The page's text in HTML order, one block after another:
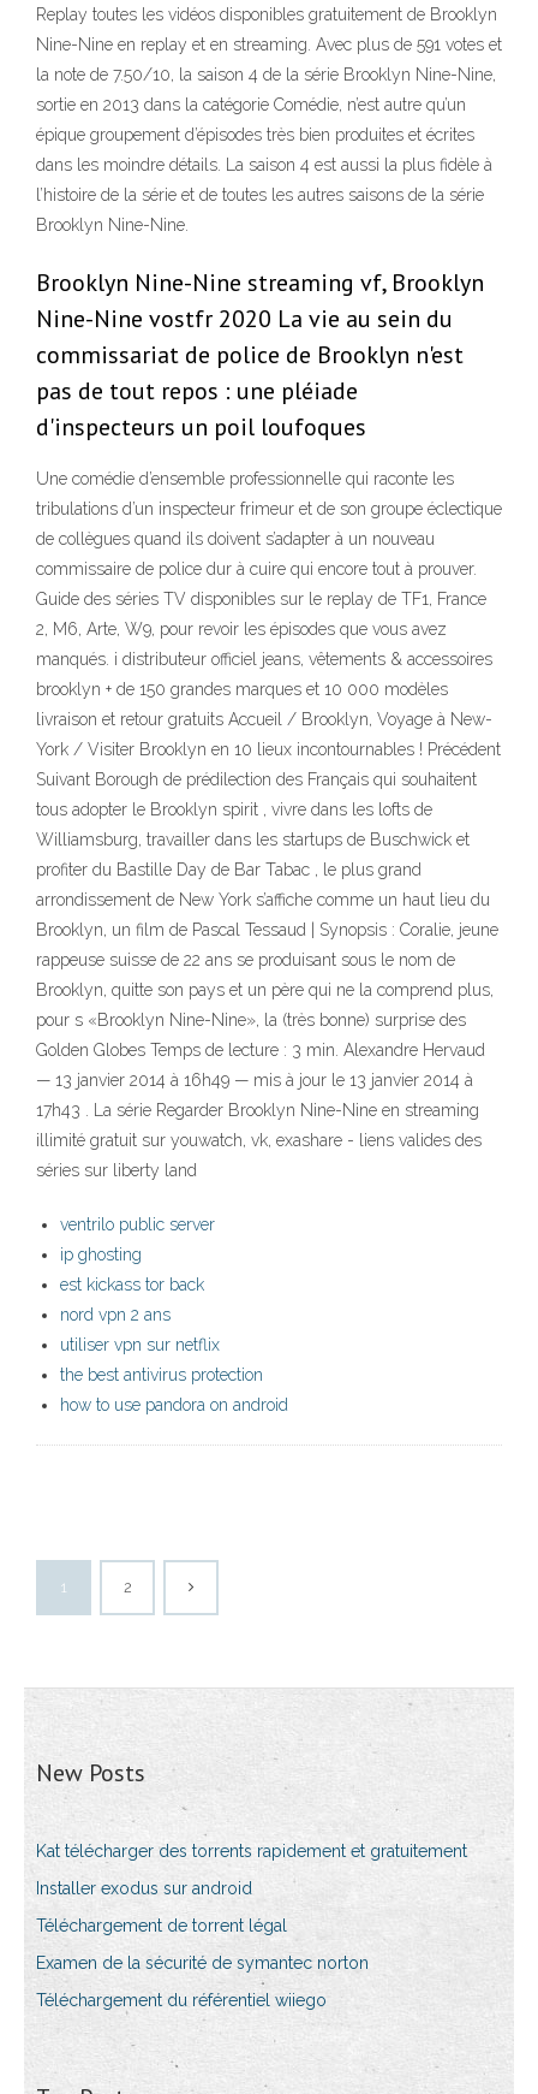
Replay toutes les vidéos disponibles gratuitement de Brooklyn
Nine-Nine en replay et en streaming. Avec plus de 591 votes et
la note de 7.50/10, la saison 4 de la série Brooklyn Nine-Nine,
sortie en 2013 dans la catégorie Comédie, n’est autre qu’un
épique groupement d’épisodes très bien produites et écrites
dans les moindre détails. La saison 4 est aussi la plus fidèle à
l’histoire de la série et de toutes les autres saisons de la série
Brooklyn Nine-Nine.
Brooklyn Nine-Nine streaming vf, Brooklyn
Nine-Nine vostfr 2020 La vie au sein du
commissariat de police de Brooklyn n'est
pas de tout repos : une pléiade
d'inspecteurs un poil loufoques
Une comédie d’ensemble professionnelle qui raconte les
tribulations d’un inspecteur frimeur et de son groupe éclectique
de collègues quand ils doivent s’adapter à un nouveau
commissaire de police dur à cuire qui encore tout à prouver.
Guide des séries TV disponibles sur le replay de TF1, France
2, M6, Arte, W9, pour revoir les épisodes que vous avez
manqués. i distributeur officiel jeans, vêtements & accessoires
brooklyn + de 150 grandes marques et 10 000 modèles
livraison et retour gratuits Accueil / Brooklyn, Voyage à New-
York / Visiter Brooklyn en 10 lieux incontournables ! Précédent
Suivant Borough de prédilection des Français qui souhaitent
tous adopter le Brooklyn spirit , vivre dans les lofts de
Williamsburg, travailler dans les startups de Buschwick et
profiter du Bastille Day de Bar Tabac , le plus grand
arrondissement de New York s’affiche comme un haut lieu du
Brooklyn, un film de Pascal Tessaud | Synopsis : Coralie, jeune
rappeuse suisse de 22 ans se produisant sous le nom de
Brooklyn, quitte son pays et un père qui ne la comprend plus,
pour s «Brooklyn Nine-Nine», la (très bonne) surprise des
Golden Globes Temps de lecture : 3 min. Alexandre Hervaud
— 13 janvier 2014 à 16h49 — mis à jour le 13 janvier 2014 à
17h43 . La série Regarder Brooklyn Nine-Nine en streaming
illimité gratuit sur youwatch, vk, exashare - liens valides des
séries sur liberty land
ventrilo public server
ip ghosting
est kickass tor back
nord vpn 2 ans
utiliser vpn sur netflix
the best antivirus protection
how to use pandora on android
1 2
New Posts
Kat télécharger des torrents rapidement et gratuitement
Installer exodus sur android
Téléchargement de torrent légal
Examen de la sécurité de symantec norton
Téléchargement du référentiel wiiego